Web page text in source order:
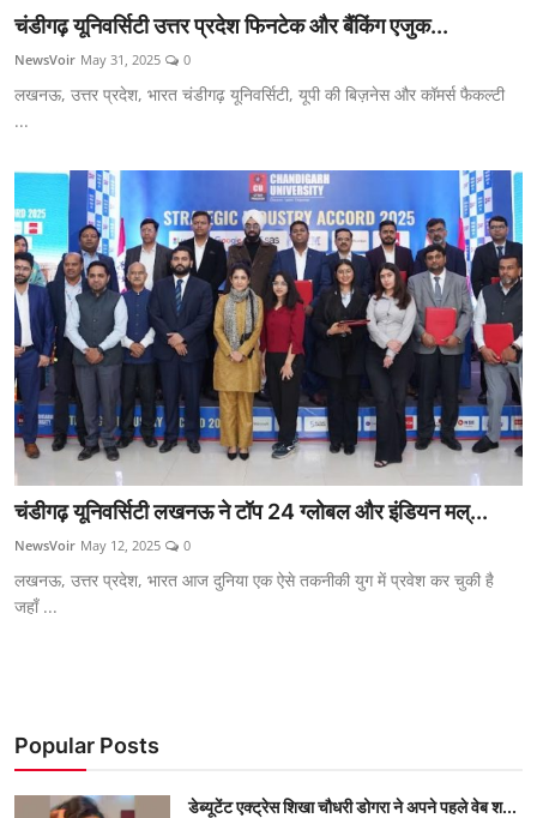
चंडीगढ़ यूनिवर्सिटी उत्तर प्रदेश फिनटेक और बैंकिंग एजुक...
NewsVoir May 31, 2025 0
लखनऊ, उत्तर प्रदेश, भारत चंडीगढ़ यूनिवर्सिटी, यूपी की बिज़नेस और कॉमर्स फैकल्टी
...
चंडीगढ़ यूनिवर्सिटी लखनऊ ने टॉप 24 ग्लोबल और इंडियन मल्...
NewsVoir May 12, 2025 0
लखनऊ, उत्तर प्रदेश, भारत आज दुनिया एक ऐसे तकनीकी युग में प्रवेश कर चुकी है
जहाँ ...
Popular Posts
डेब्यूटेंट एक्ट्रेस शिखा चौधरी डोगरा ने अपने पहले वेब श...